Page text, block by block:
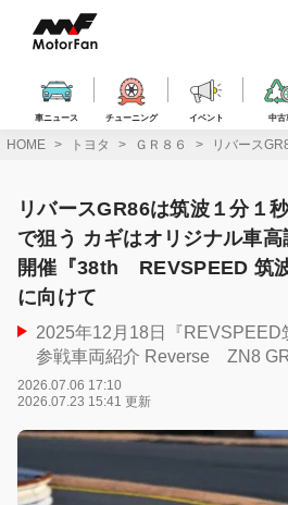
ス
車ニュース チューニング イベント 中古
HOME トヨタ ＧＲ８６ リバース
リバースGR86は筑波１分１
で狙う カギはオリジナル車
開催『38th REVSPEED 筑
に向けて
2025年12月18日『REVSPEED
参戦車両紹介 Reverse ZN8
2026.07.06 17:10
2026.07.23 15:41 更新